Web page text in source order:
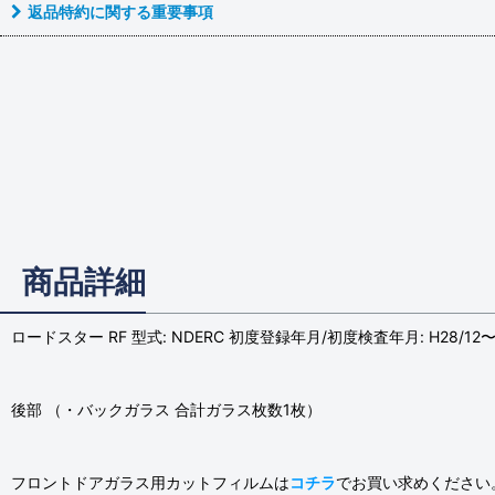
返品特約に関する重要事項
商品詳細
ロードスター RF 型式: NDERC 初度登録年月/初度検査年月: H28/12〜
後部 （・バックガラス 合計ガラス枚数1枚）
フロントドアガラス用カットフィルムはコチラでお買い求めください